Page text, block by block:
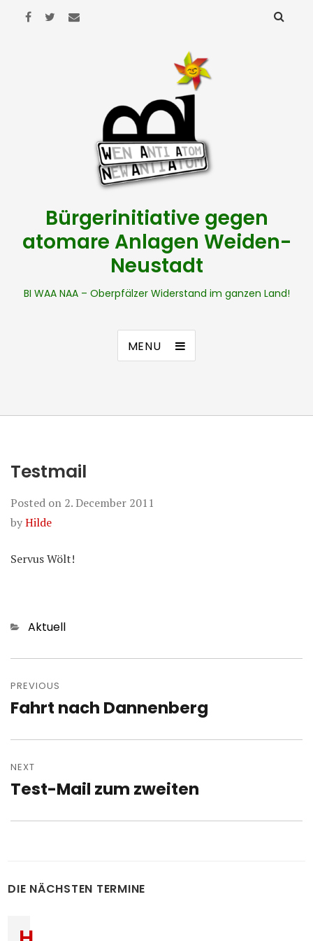
Bürgerinitiative gegen
atomare Anlagen Weiden-
Neustadt
BI WAA NAA – Oberpfälzer Widerstand im ganzen Land!
MENU
Testmail
Posted on 2. December 2011
byHilde
Servus Wölt!
Categories
Aktuell
navigation
PREVIOUS
Previous
Fahrt nach Dannenberg
NEXT
Next
Test-Mail zum zweiten
DIE NÄCHSTEN TERMINE